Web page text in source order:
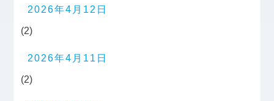
2026年4月12日
(2)
2026年4月11日
(2)